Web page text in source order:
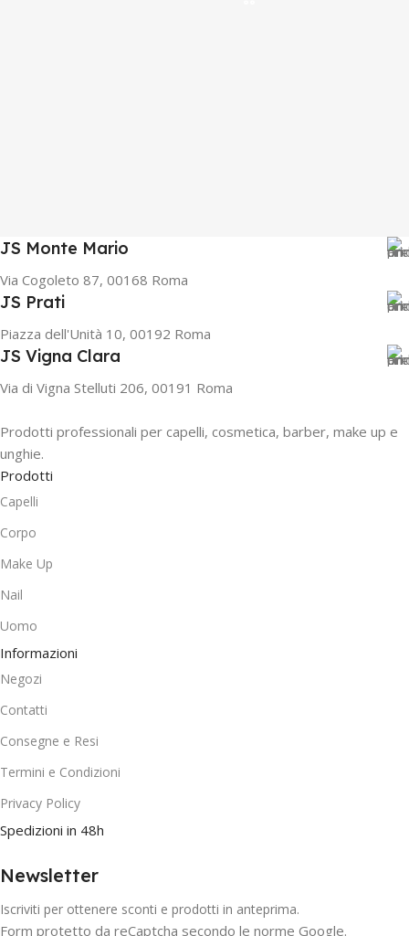
JS Monte Mario
Via Cogoleto 87, 00168 Roma
JS Prati
Piazza dell'Unità 10, 00192 Roma
JS Vigna Clara
Via di Vigna Stelluti 206, 00191 Roma
Prodotti professionali per capelli, cosmetica, barber, make up e
unghie.
Prodotti
Capelli
Corpo
Make Up
Nail
Uomo
Informazioni
Negozi
Contatti
Consegne e Resi
Termini e Condizioni
Privacy Policy
Spedizioni in 48h
Newsletter
Iscriviti per ottenere sconti e prodotti in anteprima.
Form protetto da reCaptcha secondo le norme Google.